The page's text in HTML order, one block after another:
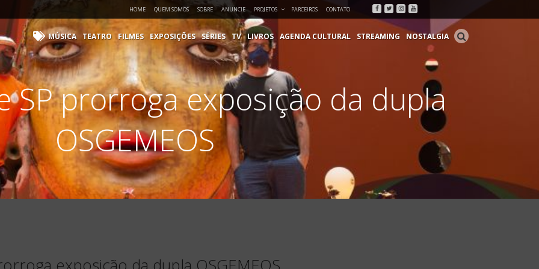
HOME QUEM SOMOS SOBRE ANUNCIE PROJETOS PARCEIROS CONTATO Facebook
Twitter
Instagram
Youtube
MÚSICA TEATRO FILMES EXPOSIÇÕES SÉRIES TV LIVROS AGENDA CULTURAL STREAMING NOSTALGIA
SP prorroga exposição da dupla
OSGEMEOS
exposição da dupla OSGEMEOS